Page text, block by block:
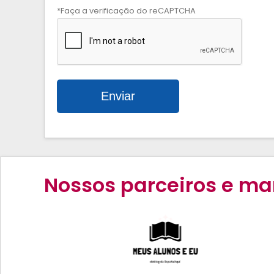
*Faça a verificação do reCAPTCHA
Nossos parceiros e